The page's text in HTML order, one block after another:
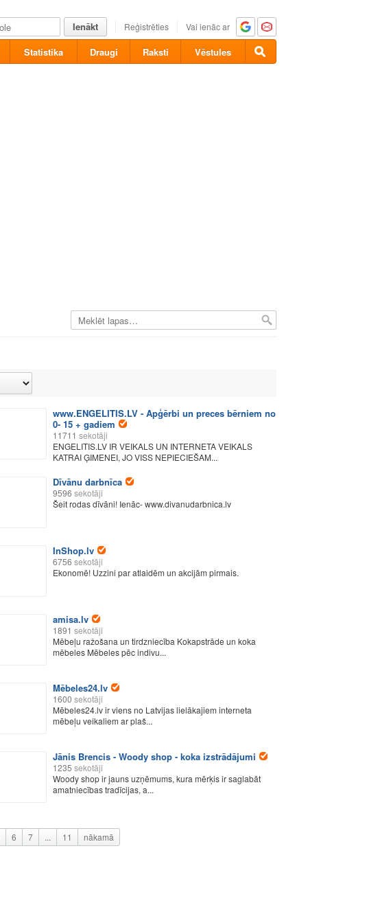
Ienākt Reģistrēties Vai ienāc ar
Statistika Draugi Raksti Vēstules
www.ENGELITIS.LV - Apģērbi un preces bērniem no
0- 15 + gadiem
11711 sekotāji
ENGELITIS.LV IR VEIKALS UN INTERNETA VEIKALS
KATRAI ĢIMENEI, JO VISS NEPIECIEŠAM...
Dīvānu darbnīca
9596 sekotāji
Šeit rodas dīvāni! Ienāc- www.divanudarbnica.lv
InShop.lv
6756 sekotāji
Ekonomē! Uzzini par atlaidēm un akcijām pirmais.
amisa.lv
1891 sekotāji
Mēbeļu ražošana un tirdzniecība Kokapstrāde un koka
mēbeles Mēbeles pēc indivu...
Mēbeles24.lv
1600 sekotāji
Mēbeles24.lv ir viens no Latvijas lielākajiem interneta
mēbeļu veikaliem ar plaš...
Jānis Brencis - Woody shop - koka izstrādājumi
1235 sekotāji
Woody shop ir jauns uzņēmums, kura mērķis ir saglabāt
amatniecības tradīcijas, a...
6 7 ... 11 nākamā